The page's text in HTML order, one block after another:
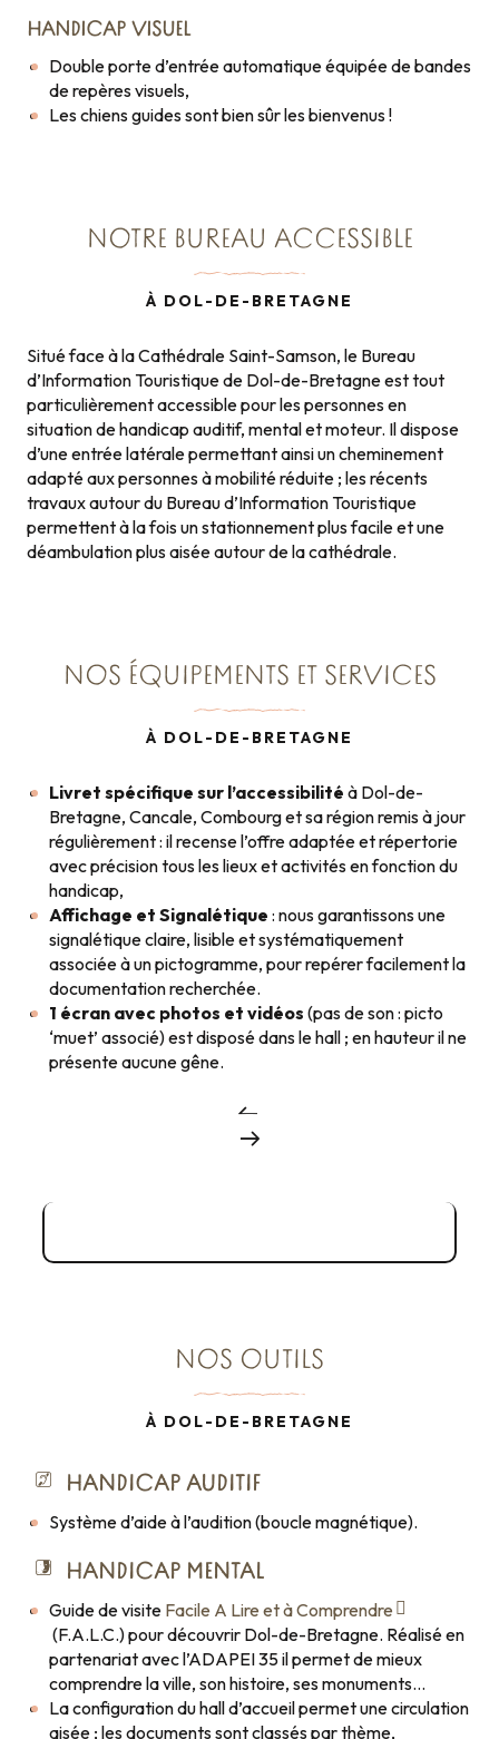
HANDICAP VISUEL
Double porte d’entrée automatique équipée de bandes
de repères visuels,
Les chiens guides sont bien sûr les bienvenus !
NOTRE BUREAU ACCESSIBLE
À DOL-DE-BRETAGNE
Situé face à la Cathédrale Saint-Samson, le Bureau
d’Information Touristique de Dol-de-Bretagne est tout
particulièrement accessible pour les personnes en
situation de handicap auditif, mental et moteur. Il dispose
d’une entrée latérale permettant ainsi un cheminement
adapté aux personnes à mobilité réduite ; les récents
travaux autour du Bureau d’Information Touristique
permettent à la fois un stationnement plus facile et une
déambulation plus aisée autour de la cathédrale.
NOS ÉQUIPEMENTS ET SERVICES
À DOL-DE-BRETAGNE
Livret spécifique sur l’accessibilité à Dol-de-
Bretagne, Cancale, Combourg et sa région remis à jour
régulièrement : il recense l’offre adaptée et répertorie
avec précision tous les lieux et activités en fonction du
handicap,
Affichage et Signalétique : nous garantissons une
signalétique claire, lisible et systématiquement
associée à un pictogramme, pour repérer facilement la
documentation recherchée.
1 écran avec photos et vidéos (pas de son : picto
‘muet’ associé) est disposé dans le hall ; en hauteur il ne
présente aucune gêne.
NOS OUTILS
À DOL-DE-BRETAGNE
HANDICAP AUDITIF
Système d’aide à l’audition (boucle magnétique).
HANDICAP MENTAL
Guide de visite Facile A Lire et à Comprendre
(F.A.L.C.) pour découvrir Dol-de-Bretagne. Réalisé en
partenariat avec l’ADAPEI 35 il permet de mieux
comprendre la ville, son histoire, ses monuments…
La configuration du hall d’accueil permet une circulation
aisée ; les documents sont classés par thème,